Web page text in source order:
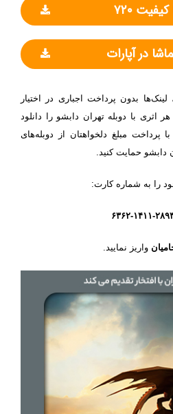
۷۲۰
در آپارات
بدون پرداخت اجباری در اختیار
اثری با دوبله تهران دابشو را دانلود
پرداخت مبلغ دلخواهتان از دوبله‌های
دابشو حمایت کنید.
را به شماره کارت:
۲۸۹۳-۵۲۸۶
واریز نمایید.